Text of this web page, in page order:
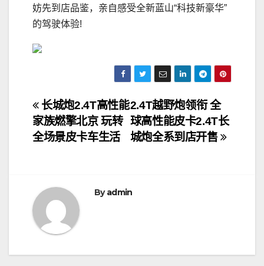
妨先到店品鉴，亲自感受全新蓝山“科技新豪华”
的驾驶体验!
文
章
航
2.4T越野炮领衔 全
球高性能皮卡2.4T长
城炮全系到店开售
长城炮2.4T高性能
家族燃擎北京 玩转
全场景皮卡车生活
Byadmin